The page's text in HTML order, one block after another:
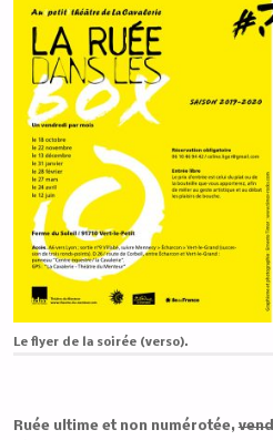
Le flyer de la soirée (verso).
Ruée ultime et non numérotée,